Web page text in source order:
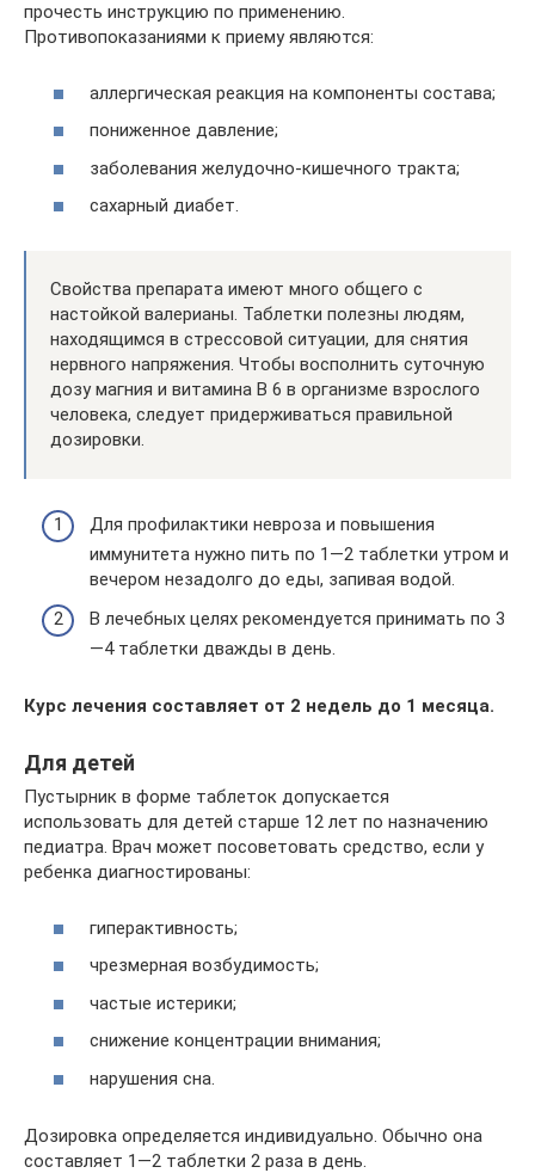
прочесть инструкцию по применению.
Противопоказаниями к приему являются:
аллергическая реакция на компоненты состава;
пониженное давление;
заболевания желудочно-кишечного тракта;
сахарный диабет.
Свойства препарата имеют много общего с
настойкой валерианы. Таблетки полезны людям,
находящимся в стрессовой ситуации, для снятия
нервного напряжения. Чтобы восполнить суточную
дозу магния и витамина В 6 в организме взрослого
человека, следует придерживаться правильной
дозировки.
Для профилактики невроза и повышения
иммунитета нужно пить по 1—2 таблетки утром и
вечером незадолго до еды, запивая водой.
В лечебных целях рекомендуется принимать по 3
—4 таблетки дважды в день.
Курс лечения составляет от 2 недель до 1 месяца.
Для детей
Пустырник в форме таблеток допускается
использовать для детей старше 12 лет по назначению
педиатра. Врач может посоветовать средство, если у
ребенка диагностированы:
гиперактивность;
чрезмерная возбудимость;
частые истерики;
снижение концентрации внимания;
нарушения сна.
Дозировка определяется индивидуально. Обычно она
составляет 1—2 таблетки 2 раза в день.